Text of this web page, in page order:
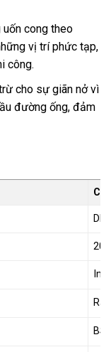
cong theo
vị trí phức tạp,
công.
cho sự giãn nở vì
đường ống, đảm